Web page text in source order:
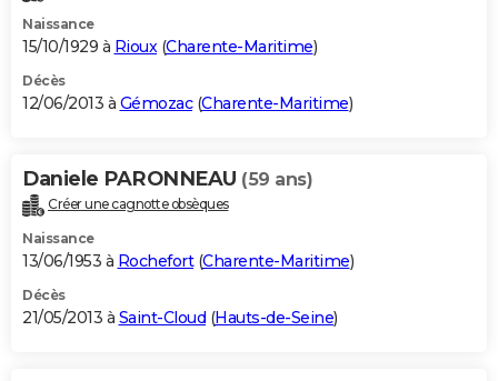
Naissance
15/10/1929 à Rioux(Charente-Maritime)
Décès
12/06/2013 à Gémozac(Charente-Maritime)
Daniele PARONNEAU (59 ans)
Créer une cagnotte obsèques
Naissance
13/06/1953 à Rochefort(Charente-Maritime)
Décès
21/05/2013 à Saint-Cloud (Hauts-de-Seine)